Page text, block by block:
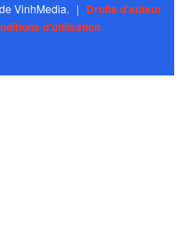
VinhMedia. | Droits d'auteur
d'utilisation